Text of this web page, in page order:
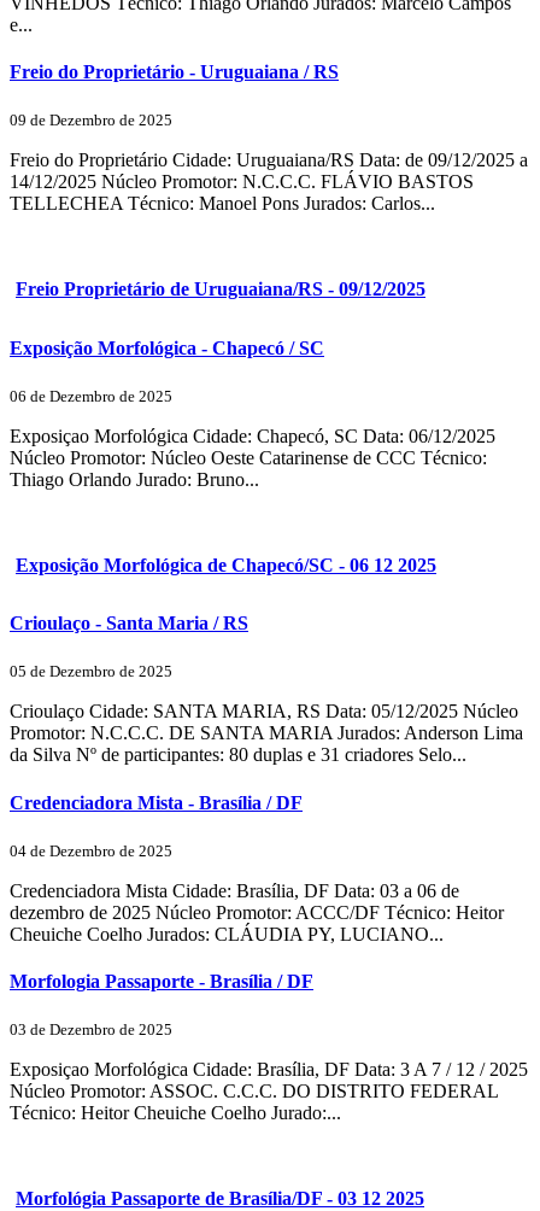
e...
Freio do Proprietário - Uruguaiana / RS
09 de Dezembro de 2025
Freio do Proprietário Cidade: Uruguaiana/RS Data: de 09/12/2025 a
14/12/2025 Núcleo Promotor: N.C.C.C. FLÁVIO BASTOS
TELLECHEA Técnico: Manoel Pons Jurados: Carlos...
Freio Proprietário de Uruguaiana/RS - 09/12/2025
Exposição Morfológica - Chapecó / SC
06 de Dezembro de 2025
Exposiçao Morfológica Cidade: Chapecó, SC Data: 06/12/2025
Núcleo Promotor: Núcleo Oeste Catarinense de CCC Técnico:
Thiago Orlando Jurado: Bruno...
Exposição Morfológica de Chapecó/SC - 06 12 2025
Crioulaço - Santa Maria / RS
05 de Dezembro de 2025
Crioulaço Cidade: SANTA MARIA, RS Data: 05/12/2025 Núcleo
Promotor: N.C.C.C. DE SANTA MARIA Jurados: Anderson Lima
da Silva Nº de participantes: 80 duplas e 31 criadores Selo...
Credenciadora Mista - Brasília / DF
04 de Dezembro de 2025
Credenciadora Mista Cidade: Brasília, DF Data: 03 a 06 de
dezembro de 2025 Núcleo Promotor: ACCC/DF Técnico: Heitor
Cheuiche Coelho Jurados: CLÁUDIA PY, LUCIANO...
Morfologia Passaporte - Brasília / DF
03 de Dezembro de 2025
Exposiçao Morfológica Cidade: Brasília, DF Data: 3 A 7 / 12 / 2025
Núcleo Promotor: ASSOC. C.C.C. DO DISTRITO FEDERAL
Técnico: Heitor Cheuiche Coelho Jurado:...
Morfológia Passaporte de Brasília/DF - 03 12 2025